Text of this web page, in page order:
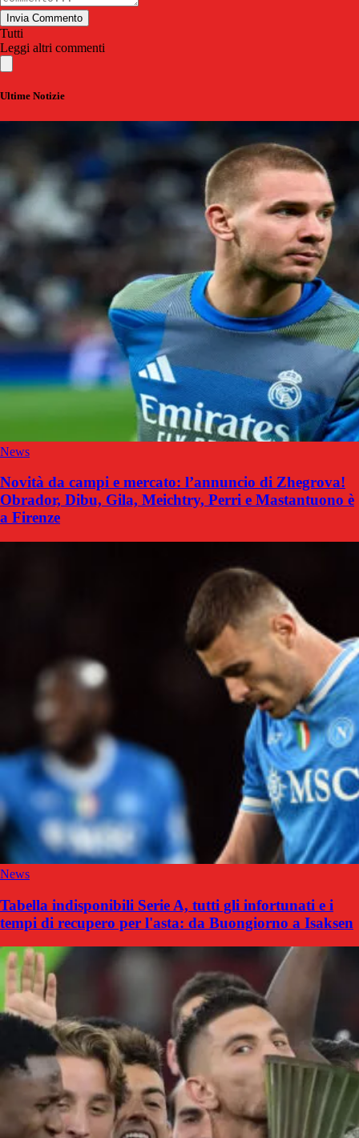
Invia Commento
Tutti
Leggi altri commenti
Ultime Notizie
News
Novità da campi e mercato: l’annuncio di Zhegrova!
Obrador, Dibu, Gila, Meichtry, Perri e Mastantuono è
a Firenze
News
Tabella indisponibili Serie A, tutti gli infortunati e i
tempi di recupero per l'asta: da Buongiorno a Isaksen